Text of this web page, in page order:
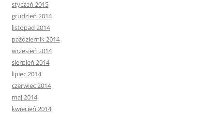
styczeń 2015
grudzień 2014
listopad 2014
październik 2014
wrzesień 2014
sierpień 2014
lipiec 2014
czerwiec 2014
maj 2014
kwiecień 2014